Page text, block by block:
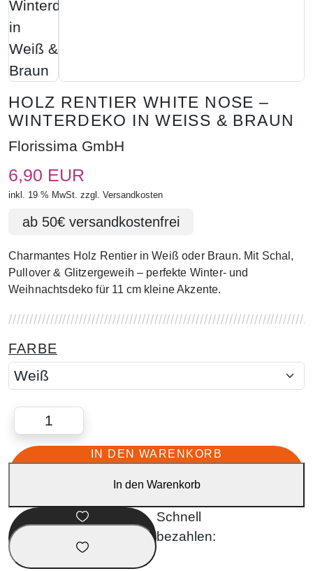
HOLZ RENTIER WHITE NOSE –
WINTERDEKO IN WEISS & BRAUN
Florissima GmbH
6,90 EUR
inkl. 19 % MwSt. zzgl. Versandkosten
Charmantes Holz Rentier in Weiß oder Braun. Mit Schal,
Pullover & Glitzergeweih – perfekte Winter- und
Weihnachtsdeko für 11 cm kleine Akzente.
FARBE
IN DEN WARENKORB
In den Warenkorb